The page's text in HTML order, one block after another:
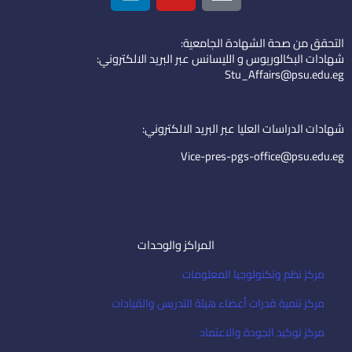
o
n
-
e
i
l
u
u
b
n
e
d
التحقق من صحة الشهادة الجامعية:
شهادات البكالوريوس و الليسانس عبر البريد الالكتروني:
Stu_Affairs@psu.edu.eg
شهادات الدراسات العليا عبر البريد الالكتروني:
Vice-pres-pgs-office@psu.edu.eg
المراكز والوحدات
مركز نظم وتكنولوجيا المعلومات
مركز تنمية قدرات أعضاء هيئة التدريس والقيادات
مركز توكيد الجودة والاعتماد